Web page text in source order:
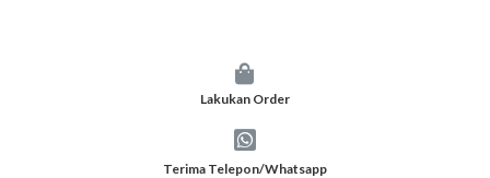
Lakukan Order
Terima Telepon/Whatsapp